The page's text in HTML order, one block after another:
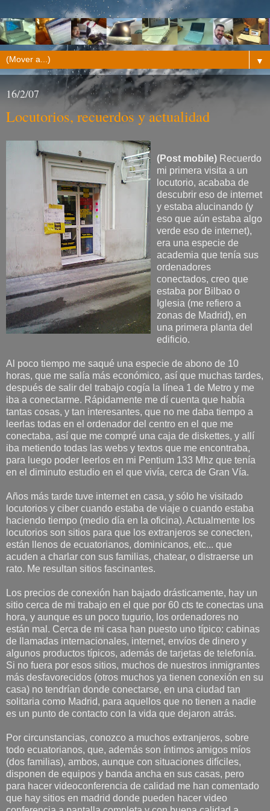
▼
16/2/07
Locutorios, recuerdos y actualidad
(Post mobile) Recuerdo
mi primera visita a un
locutorio, acababa de
descubrir eso de internet
y estaba alucinando (y
eso que aún estaba algo
verde eso de internet),
era una especie de
academia que tenía sus
ordenadores
conectados, creo que
estaba por Bilbao o
Iglesia (me refiero a
zonas de Madrid), en
una primera planta del
edificio.
Al poco tiempo me saqué una especie de abono de 10
horas, que me salía más económico, así que muchas tardes,
después de salir del trabajo cogía la línea 1 de Metro y me
iba a conectarme. Rápidamente me dí cuenta que había
tantas cosas, y tan interesantes, que no me daba tiempo a
leerlas todas en el ordenador del centro en el que me
conectaba, así que me compré una caja de diskettes, y allí
iba metiendo todas las webs y textos que me encontraba,
para luego poder leerlos en mi Pentium 133 Mhz que tenía
en el diminuto estudio en el que vivía, cerca de Gran Vía.
Años más tarde tuve internet en casa, y sólo he visitado
locutorios y ciber cuando estaba de viaje o cuando estaba
haciendo tiempo (medio día en la oficina). Actualmente los
locutorios son sitios para que los extranjeros se conecten,
están llenos de ecuatorianos, dominicanos, etc... que
acuden a charlar con sus familias, chatear, o distraerse un
rato. Me resultan sitios fascinantes.
Los precios de conexión han bajado drásticamente, hay un
sitio cerca de mi trabajo en el que por 60 cts te conectas una
hora, y aunque es un poco tugurio, los ordenadores no
están mal. Cerca de mi casa han puesto uno típico: cabinas
de llamadas internacionales, internet, envíos de dinero y
algunos productos típicos, además de tarjetas de telefonía.
Si no fuera por esos sitios, muchos de nuestros inmigrantes
más desfavorecidos (otros muchos ya tienen conexión en su
casa) no tendrían donde conectarse, en una ciudad tan
solitaria como Madrid, para aquellos que no tienen a nadie
es un punto de contacto con la vida que dejaron atrás.
Por circunstancias, conozco a muchos extranjeros, sobre
todo ecuatorianos, que, además son íntimos amigos míos
(dos familias), ambos, aunque con situaciones difíciles,
disponen de equipos y banda ancha en sus casas, pero
para hacer videoconferencia de calidad me han comentado
que hay sitios en madrid donde pueden hacer video